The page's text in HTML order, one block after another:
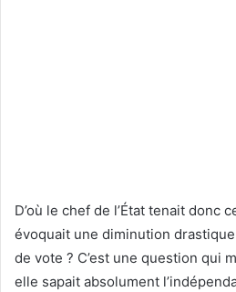
D’où le chef de l’État tenait donc
évoquait une diminution
de vote ? C’est une question qui
elle sapait absolument